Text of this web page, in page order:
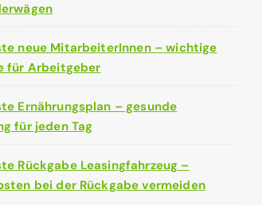
neue MitarbeiterInnen – wichtige
für Arbeitgeber
Ernährungsplan – gesunde
für jeden Tag
Rückgabe Leasingfahrzeug –
bei der Rückgabe vermeiden